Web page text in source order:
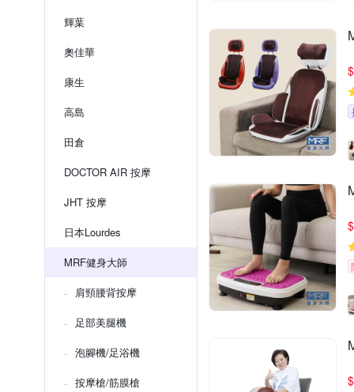
輝葉
奧佳華
康生
高島
田倉
DOCTOR AIR 按摩
JHT 按摩
日本Lourdes
MRF健身大師
肩頸腰背按摩
足部美腿機
泡腳機/足浴機
按摩槍/筋膜槍
$
$
$